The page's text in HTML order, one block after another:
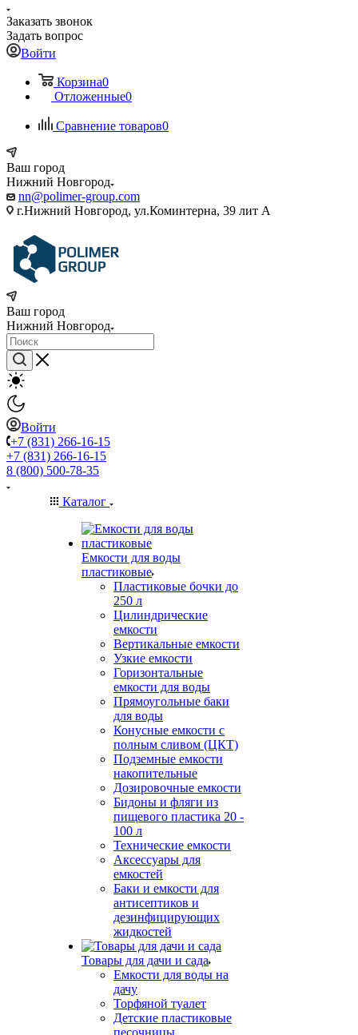
Заказать звонок
Задать вопрос
Войти
Корзина0
Отложенные0
Сравнение товаров0
Ваш город
Нижний Новгород
nn@polimer-group.com
г.Нижний Новгород, ул.Коминтерна, 39 лит А
Ваш город
Нижний Новгород
Войти
+7 (831) 266-16-15
+7 (831) 266-16-15
8 (800) 500-78-35
Каталог
Емкости для воды
пластиковые
Пластиковые бочки до
250 л
Цилиндрические
емкости
Вертикальные емкости
Узкие емкости
Горизонтальные
емкости для воды
Прямоугольные баки
для воды
Конусные емкости с
полным сливом (ЦКТ)
Подземные емкости
накопительные
Дозировочные емкости
Бидоны и фляги из
пищевого пластика 20 -
100 л
Технические емкости
Аксессуары для
емкостей
Баки и емкости для
антисептиков и
дезинфицирующих
жидкостей
Товары для дачи и сада
Емкости для воды на
дачу
Торфяной туалет
Детские пластиковые
песочницы